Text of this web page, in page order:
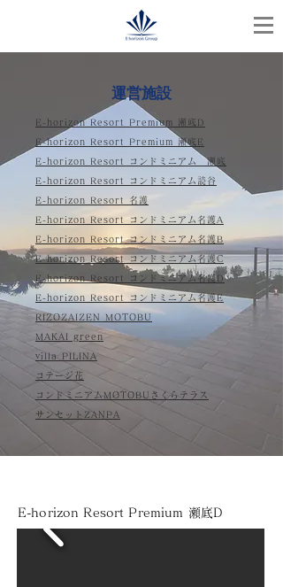
​運営施設
E-horizon Resort Premium 瀬底D
E-horizon Resort Premium 瀬底E
E-horizon Resort コンドミニアム 瀬底
E-horizon Resort コンドミニアム読谷
E-horizon Resort 名護
E-horizon Resort コンドミニアム名護A
E-horizon Resort コンドミニアム名護B
E-horizon Resort コンドミニアム名護C
E-horizon Resort コンドミニアム名護D
E-horizon Resort コンドミニアム名護E
RIZOZAIZEN MOTOBU
MAKAI green
villa PILINA
コテージ花
コンドミニアムMOTOBUさくらテラス
サンセットZANPA
E-horizon Resort Premium 瀬底D